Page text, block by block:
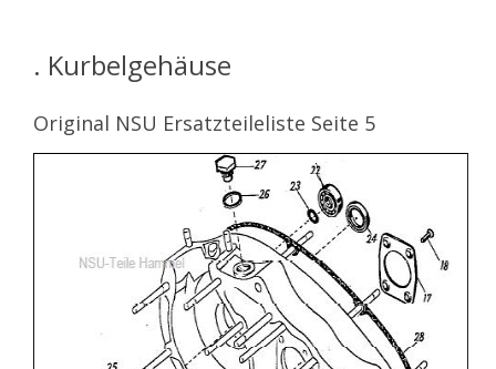
. Kurbelgehäuse
Original NSU Ersatzteileliste Seite 5